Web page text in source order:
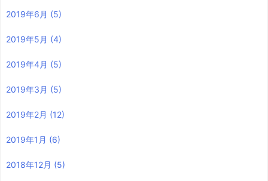
2019年6月 (5)
2019年5月 (4)
2019年4月 (5)
2019年3月 (5)
2019年2月 (12)
2019年1月 (6)
2018年12月 (5)